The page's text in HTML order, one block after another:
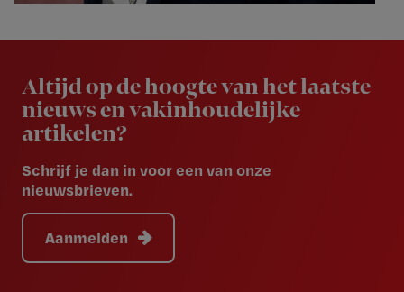
Altijd op de hoogte van het laatste
nieuws en vakinhoudelijke
artikelen?
Schrijf je dan in voor een van onze
nieuwsbrieven.
Aanmelden